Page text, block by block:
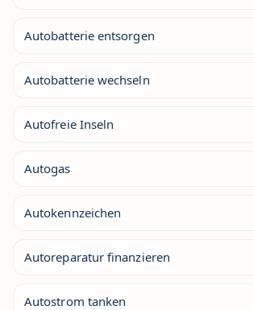
Autobatterie entsorgen
Autobatterie wechseln
Autofreie Inseln
Autogas
Autokennzeichen
Autoreparatur finanzieren
Autostrom tanken